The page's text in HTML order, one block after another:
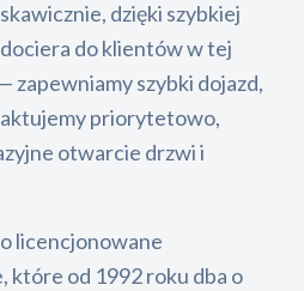
dzięki szybkiej
do klientów w tej
zapewniamy szybki dojazd,
priorytetowo,
otwarcie drzwi i
licencjonowane
które od 1992 roku dba o